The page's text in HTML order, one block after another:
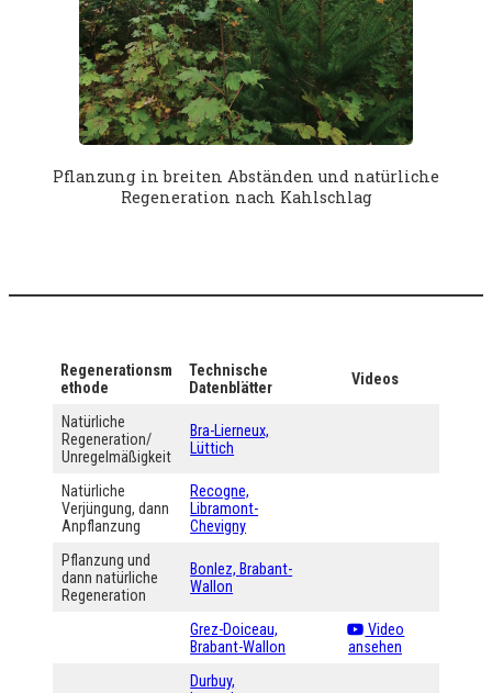
Pflanzung in breiten Abständen und natürliche
Regeneration nach Kahlschlag
Regenerationsm
ethode
Technische
Datenblätter
Videos
Natürliche
Regeneration/
Unregelmäßigkeit
Bra-Lierneux,
Lüttich
Natürliche
Verjüngung, dann
Anpflanzung
Recogne,
Libramont-
Chevigny
Pflanzung und
dann natürliche
Regeneration
Bonlez, Brabant-
Wallon
Grez-Doiceau,
Brabant-Wallon
Video
ansehen
Durbuy,